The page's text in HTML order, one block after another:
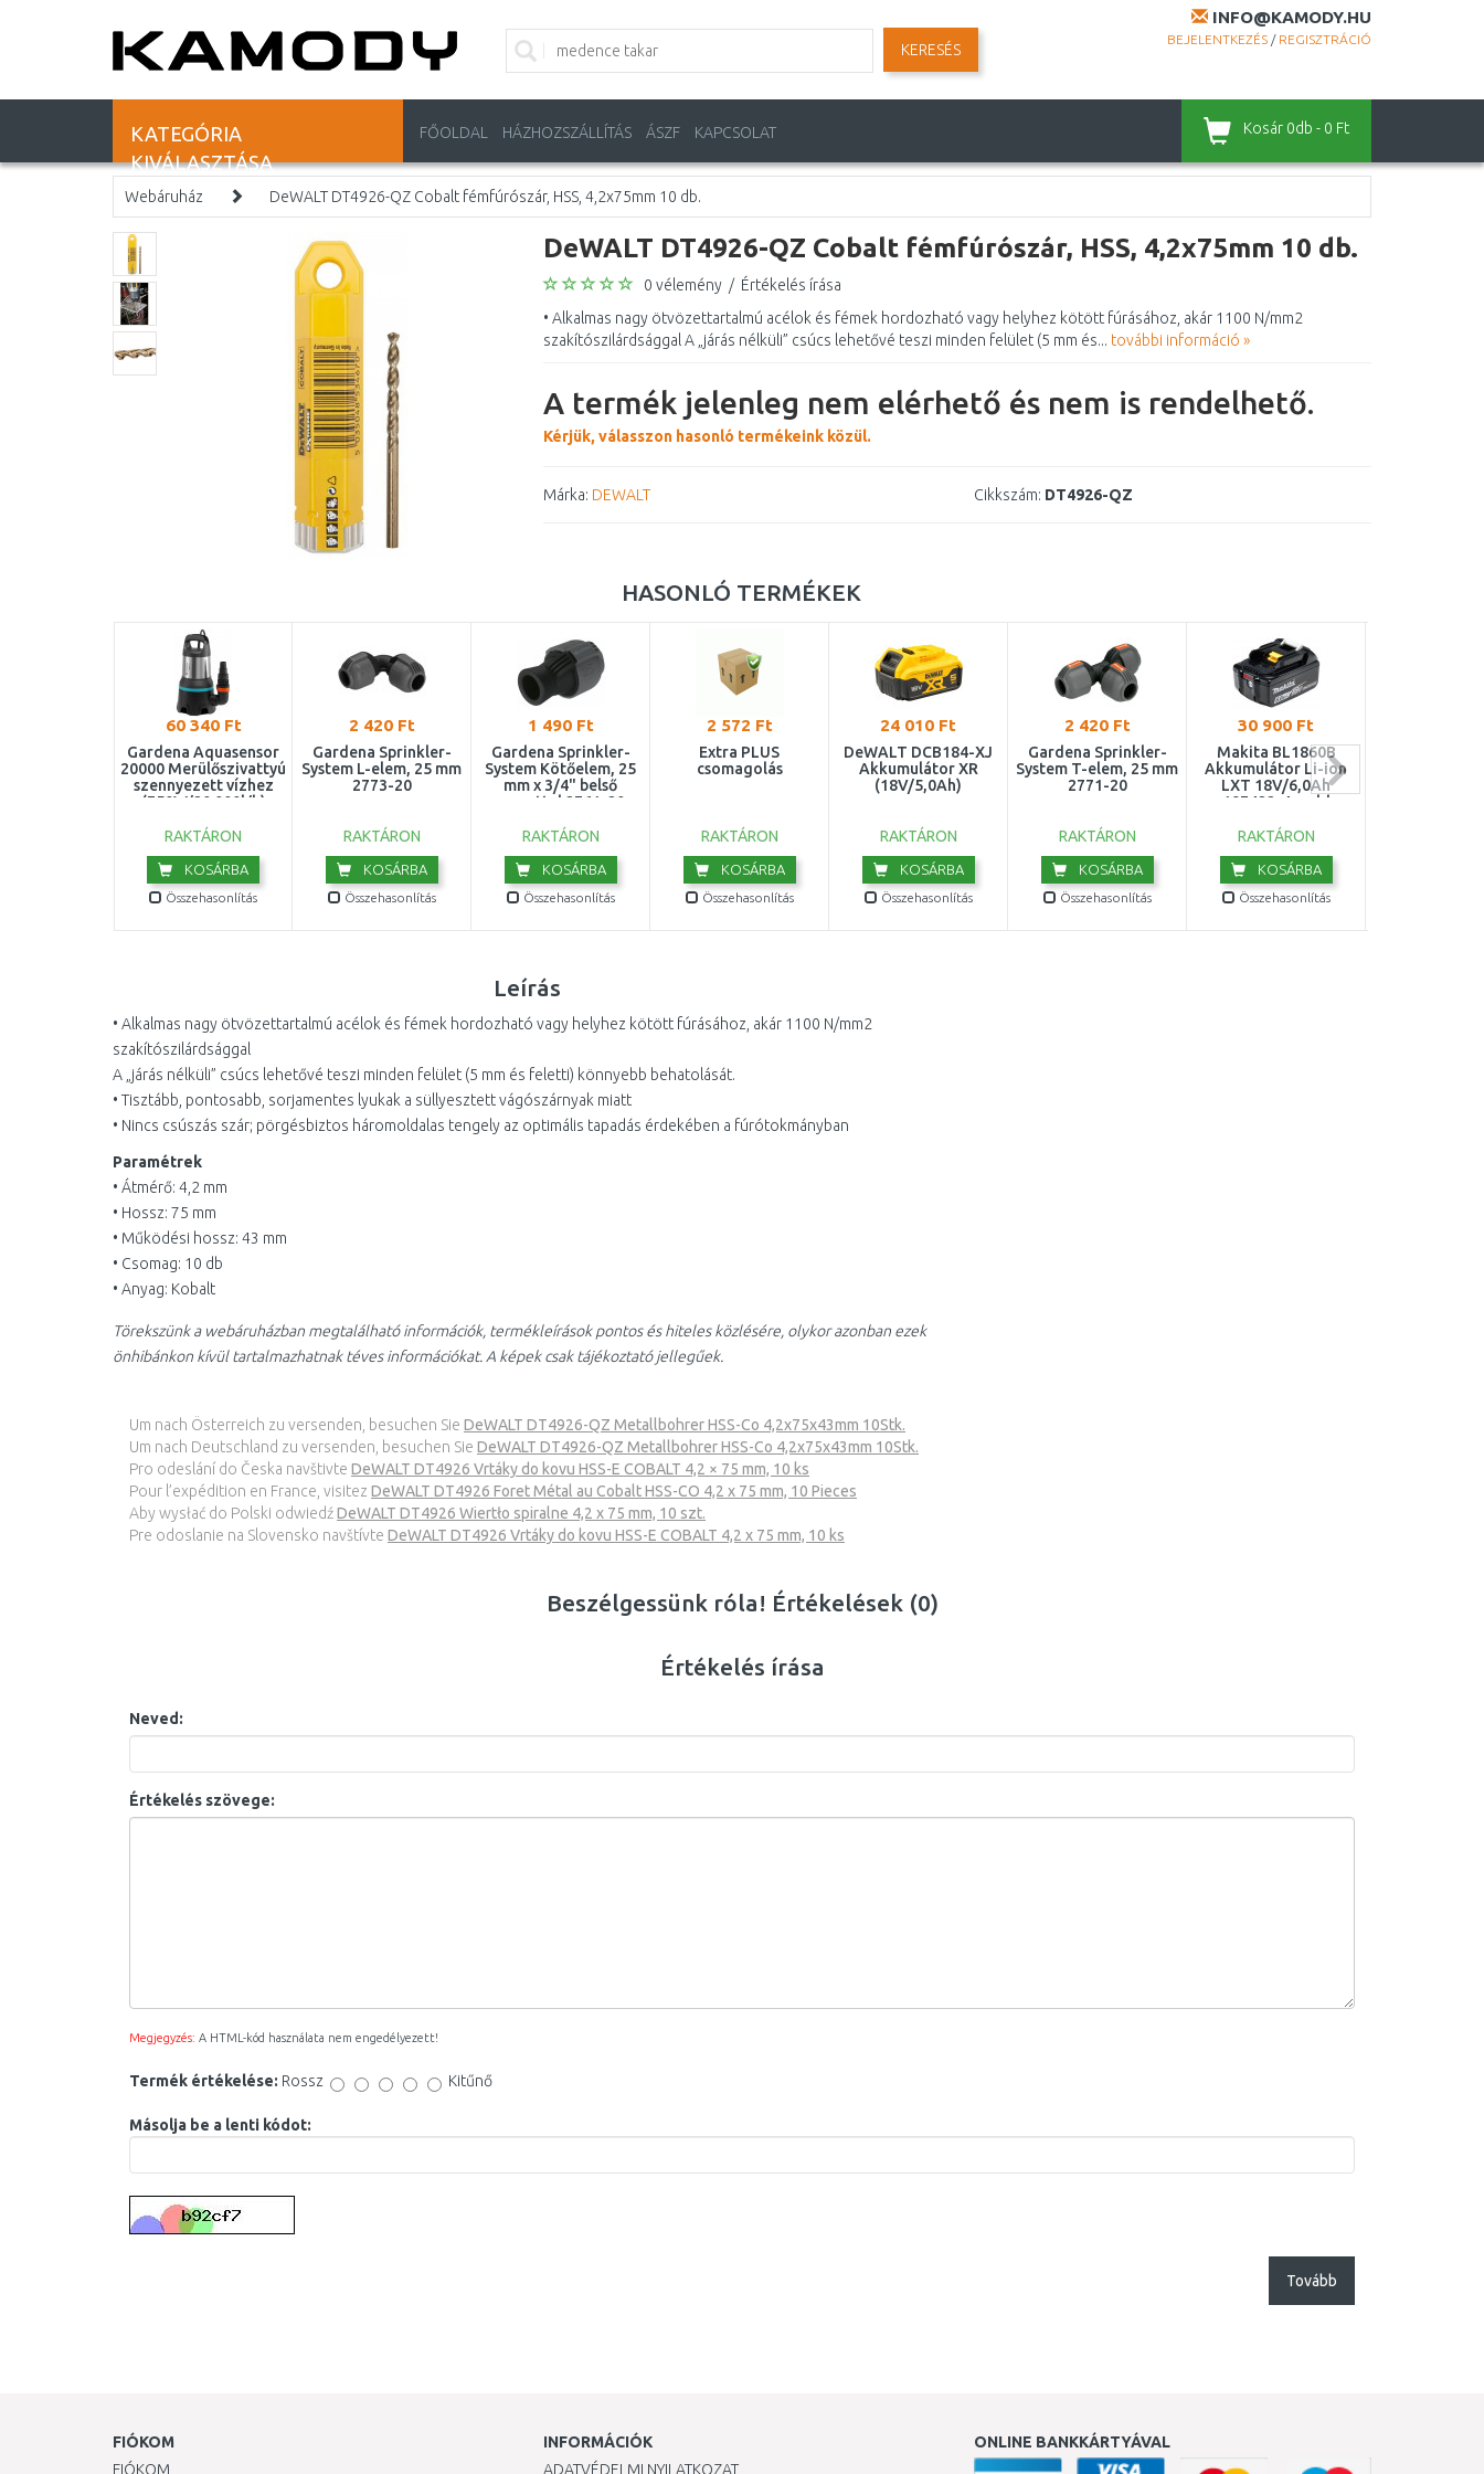
INFO@KAMODY.HU
BEJELENTKEZÉS / REGISZTRÁCIÓ
KERESÉS
KATEGÓRIA
KIVÁLASZTÁSA
FŐOLDAL HÁZHOZSZÁLLÍTÁS ÁSZF KAPCSOLAT Kosár 0db - 0 Ft
Webáruház DeWALT DT4926-QZ Cobalt fémfúrószár, HSS, 4,2x75mm 10 db.
DeWALT DT4926-QZ Cobalt fémfúrószár, HSS, 4,2x75mm 10 db.
0 vélemény / Értékelés írása
• Alkalmas nagy ötvözettartalmú acélok és fémek hordozható vagy helyhez kötött fúrásához, akár 1100 N/mm2
szakítószilárdsággal A „járás nélküli” csúcs lehetővé teszi minden felület (5 mm és... további információ »
A termék jelenleg nem elérhető és nem is rendelhető.
Kérjük, válasszon hasonló termékeink közül.
Márka: DEWALT Cikkszám: DT4926-QZ
HASONLÓ TERMÉKEK
60 340 Ft
Gardena Aquasensor
20000 Merülőszivattyú
szennyezett vízhez
(750W/20 000l/h)
RAKTÁRON
KOSÁRBA
Összehasonlítás
2 420 Ft
Gardena Sprinkler-
System L-elem, 25 mm
2773-20
RAKTÁRON
KOSÁRBA
Összehasonlítás
1 490 Ft
Gardena Sprinkler-
System Kötőelem, 25
mm x 3/4" belső
menettel 2761-20
RAKTÁRON
KOSÁRBA
Összehasonlítás
2 572 Ft
Extra PLUS
csomagolás
RAKTÁRON
KOSÁRBA
Összehasonlítás
24 010 Ft
DeWALT DCB184-XJ
Akkumulátor XR
(18V/5,0Ah)
RAKTÁRON
KOSÁRBA
Összehasonlítás
2 420 Ft
Gardena Sprinkler-
System T-elem, 25 mm
2771-20
RAKTÁRON
KOSÁRBA
Összehasonlítás
30 900 Ft
Makita BL1860B
Akkumulátor Li-ion
LXT 18V/6,0Ah
197422-4 = old
RAKTÁRON
KOSÁRBA
Összehasonlítás
Leírás
• Alkalmas nagy ötvözettartalmú acélok és fémek hordozható vagy helyhez kötött fúrásához, akár 1100 N/mm2
szakítószilárdsággal
A „járás nélküli” csúcs lehetővé teszi minden felület (5 mm és feletti) könnyebb behatolását.
• Tisztább, pontosabb, sorjamentes lyukak a süllyesztett vágószárnyak miatt
• Nincs csúszás szár; pörgésbiztos háromoldalas tengely az optimális tapadás érdekében a fúrótokmányban
Paramétrek
• Átmérő: 4,2 mm
• Hossz: 75 mm
• Működési hossz: 43 mm
• Csomag: 10 db
• Anyag: Kobalt
Törekszünk a webáruházban megtalálható információk, termékleírások pontos és hiteles közlésére, olykor azonban ezek
önhibánkon kívül tartalmazhatnak téves információkat. A képek csak tájékoztató jellegűek.
Um nach Österreich zu versenden, besuchen Sie DeWALT DT4926-QZ Metallbohrer HSS-Co 4,2x75x43mm 10Stk.
Um nach Deutschland zu versenden, besuchen Sie DeWALT DT4926-QZ Metallbohrer HSS-Co 4,2x75x43mm 10Stk.
Pro odeslání do Česka navštivte DeWALT DT4926 Vrtáky do kovu HSS-E COBALT 4,2 × 75 mm, 10 ks
Pour l’expédition en France, visitez DeWALT DT4926 Foret Métal au Cobalt HSS-CO 4,2 x 75 mm, 10 Pieces
Aby wysłać do Polski odwiedźDeWALT DT4926 Wiertło spiralne 4,2 x 75 mm, 10 szt.
Pre odoslanie na Slovensko navštívte DeWALT DT4926 Vrtáky do kovu HSS-E COBALT 4,2 x 75 mm, 10 ks
Beszélgessünk róla! Értékelések (0)
Értékelés írása
Neved:
Értékelés szövege:
Megjegyzés: A HTML-kód használata nem engedélyezett!
Termék értékelése: Rossz Kitűnő
Másolja be a lenti kódot:
Tovább
FIÓKOM
FIÓKOM
INFORMÁCIÓK
ADATVÉDELMI NYILATKOZAT
ONLINE BANKKÁRTYÁVAL